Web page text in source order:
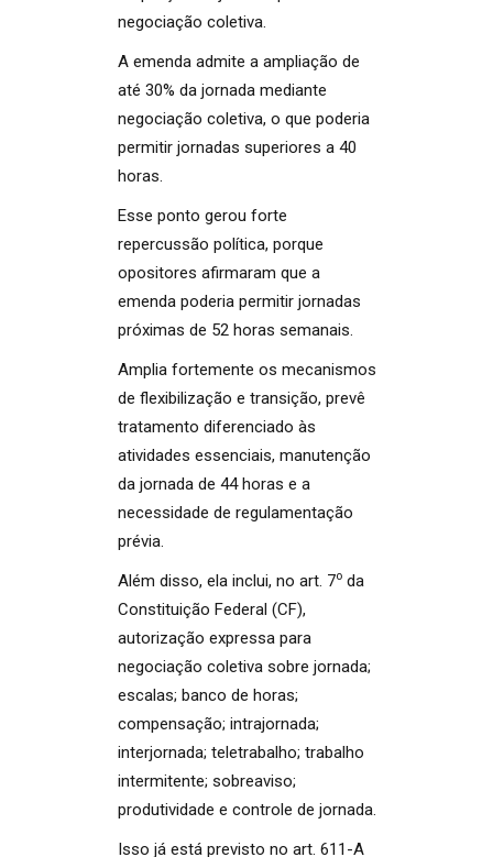
negociação coletiva.
A emenda admite a ampliação de
até 30% da jornada mediante
negociação coletiva, o que poderia
permitir jornadas superiores a 40
horas.
Esse ponto gerou forte
repercussão política, porque
opositores afirmaram que a
emenda poderia permitir jornadas
próximas de 52 horas semanais.
Amplia fortemente os mecanismos
de flexibilização e transição, prevê
tratamento diferenciado às
atividades essenciais, manutenção
da jornada de 44 horas e a
necessidade de regulamentação
prévia.
Além disso, ela inclui, no art. 7oda
Constituição Federal (CF),
autorização expressa para
negociação coletiva sobre jornada;
escalas; banco de horas;
compensação; intrajornada;
interjornada; teletrabalho; trabalho
intermitente; sobreaviso;
produtividade e controle de jornada.
Isso já está previsto no art. 611-A